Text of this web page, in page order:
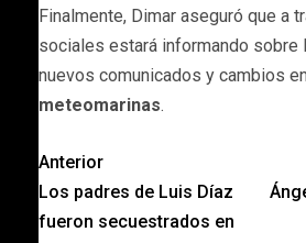
Finalmente, Dimar aseguró que a
sociales estará informando sobre
nuevos comunicados y cambios
meteomarinas.
Anterior
Los padres de Luis Díaz
fueron secuestrados en